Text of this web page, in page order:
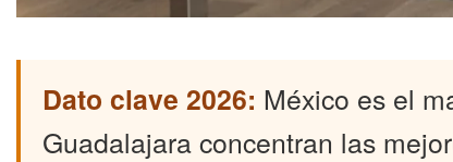
Dato clave 2026: México es el
Guadalajara concentran las